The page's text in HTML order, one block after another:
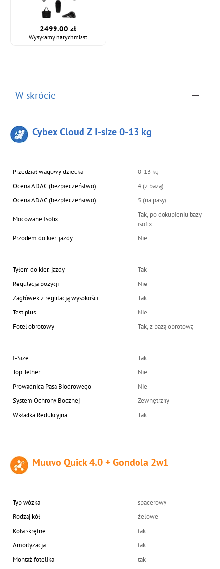
2499.00 zł
Wysyłamy natychmiast
W skrócie
Cybex Cloud Z I-size 0-13 kg
Przedział wagowy dziecka
0-13 kg
Ocena ADAC (bezpieczeństwo)
4 (z bazą)
Ocena ADAC (bezpieczeństwo)
5 (na pasy)
Mocowane Isofix
Tak, po dokupieniu bazy
isofix
Przodem do kier. jazdy
Nie
Tyłem do kier. jazdy
Tak
Regulacja pozycji
Nie
Zagłówek z regulacją wysokości
Tak
Test plus
Nie
Fotel obrotowy
Tak, z bazą obrotową
I-Size
Tak
Top Tether
Nie
Prowadnica Pasa Biodrowego
Nie
System Ochrony Bocznej
Zewnętrzny
Wkładka Redukcyjna
Tak
Muuvo Quick 4.0 + Gondola 2w1
Typ wózka
spacerowy
Rodzaj kół
żelowe
Koła skrętne
tak
Amortyzacja
tak
Montaż fotelika
tak